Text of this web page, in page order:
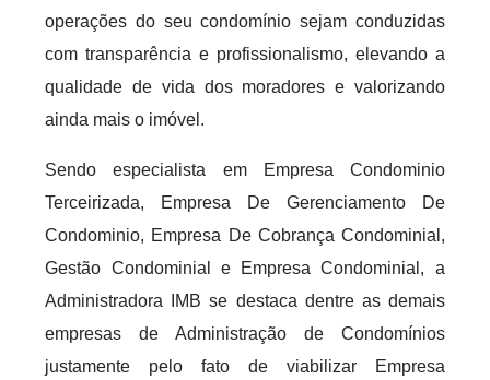
operações do seu condomínio sejam conduzidas
com transparência e profissionalismo, elevando a
qualidade de vida dos moradores e valorizando
ainda mais o imóvel.
Sendo especialista em Empresa Condominio
Terceirizada, Empresa De Gerenciamento De
Condominio, Empresa De Cobrança Condominial,
Gestão Condominial e Empresa Condominial, a
Administradora IMB se destaca dentre as demais
empresas de Administração de Condomínios
justamente pelo fato de viabilizar Empresa